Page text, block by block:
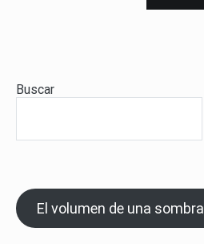
Buscar
El volumen de una sombra